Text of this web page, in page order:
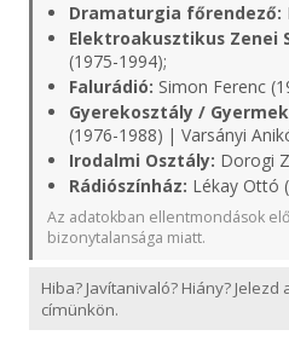
Dramaturgia főrendező:
Elektroakusztikus Zenei
(1975-1994);
Falurádió: Simon Ferenc
Gyerekosztály /
(1976-1988) | Varsányi
Irodalmi Osztály: Dorogi
Rádiószínház: Lékay Ottó
Az adatokban ellentmondások
bizonytalansága miatt.
Hiba? Javítanivaló? Hiány?
címünkön.